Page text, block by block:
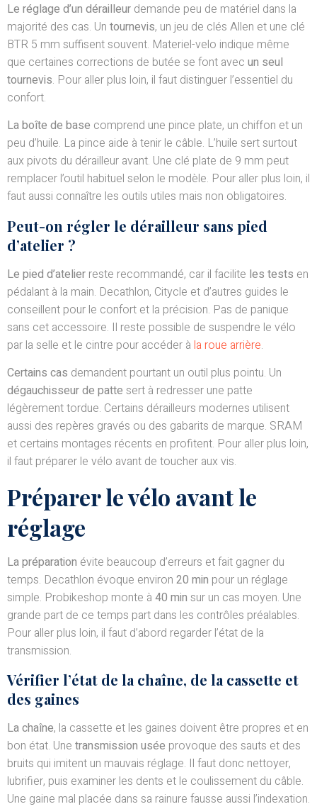
Le réglage d’un dérailleur demande peu de matériel dans la
majorité des cas. Un tournevis, un jeu de clés Allen et une clé
BTR 5 mm suffisent souvent. Materiel-velo indique même
que certaines corrections de butée se font avec un seul
tournevis. Pour aller plus loin, il faut distinguer l’essentiel du
confort.
La boîte de base comprend une pince plate, un chiffon et un
peu d’huile. La pince aide à tenir le câble. L’huile sert surtout
aux pivots du dérailleur avant. Une clé plate de 9 mm peut
remplacer l’outil habituel selon le modèle. Pour aller plus loin, il
faut aussi connaître les outils utiles mais non obligatoires.
Peut-on régler le dérailleur sans pied
d’atelier ?
Le pied d’atelier reste recommandé, car il facilite les tests en
pédalant à la main. Decathlon, Citycle et d’autres guides le
conseillent pour le confort et la précision. Pas de panique
sans cet accessoire. Il reste possible de suspendre le vélo
par la selle et le cintre pour accéder à la roue arrière.
Certains cas demandent pourtant un outil plus pointu. Un
dégauchisseur de patte sert à redresser une patte
légèrement tordue. Certains dérailleurs modernes utilisent
aussi des repères gravés ou des gabarits de marque. SRAM
et certains montages récents en profitent. Pour aller plus loin,
il faut préparer le vélo avant de toucher aux vis.
Préparer le vélo avant le
réglage
La préparation évite beaucoup d’erreurs et fait gagner du
temps. Decathlon évoque environ 20 min pour un réglage
simple. Probikeshop monte à 40 min sur un cas moyen. Une
grande part de ce temps part dans les contrôles préalables.
Pour aller plus loin, il faut d’abord regarder l’état de la
transmission.
Vérifier l’état de la chaîne, de la cassette et
des gaines
La chaîne, la cassette et les gaines doivent être propres et en
bon état. Une transmission usée provoque des sauts et des
bruits qui imitent un mauvais réglage. Il faut donc nettoyer,
lubrifier, puis examiner les dents et le coulissement du câble.
Une gaine mal placée dans sa rainure fausse aussi l’indexation.